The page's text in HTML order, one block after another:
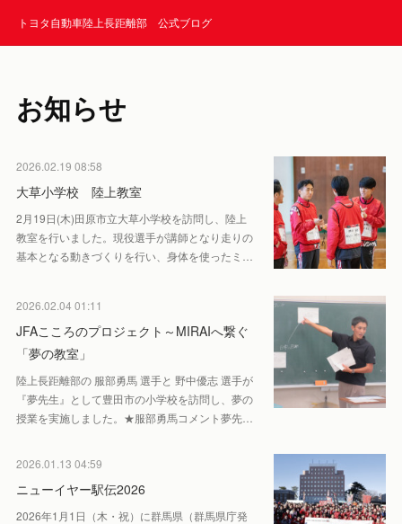
トヨタ自動車陸上長距離部 公式ブログ
お知らせ
2026.02.19 08:58
大草小学校 陸上教室
2月19日(木)田原市立大草小学校を訪問し、陸上
教室を行いました。現役選手が講師となり走りの
基本となる動きづくりを行い、身体を使ったミ…
2026.02.04 01:11
JFAこころのプロジェクト～MIRAIへ繋ぐ
「夢の教室」
陸上長距離部の 服部勇馬 選手と 野中優志 選手が
『夢先生』として豊田市の小学校を訪問し、夢の
授業を実施しました。★服部勇馬コメント夢先…
2026.01.13 04:59
ニューイヤー駅伝2026
2026年1月1日（木・祝）に群馬県（群馬県庁発